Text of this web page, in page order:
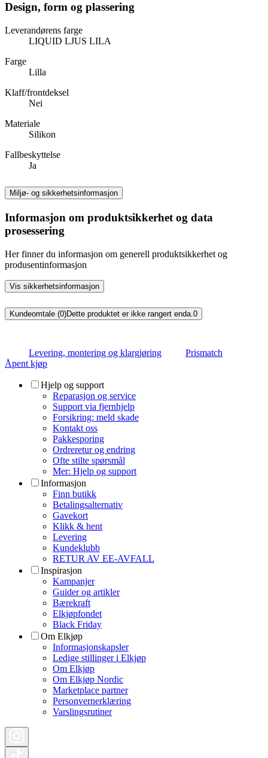
Design, form og plassering
Leverandørens farge
LIQUID LJUS LILA
Farge
Lilla
Klaff/frontdeksel
Nei
Materiale
Silikon
Fallbeskyttelse
Ja
Miljø- og sikkerhetsinformasjon
Informasjon om produktsikkerhet og data
prosessering
Her finner du informasjon om generell produktsikkerhet og
produsentinformasjon
Vis sikkerhetsinformasjon
Kundeomtale (0)Dette produktet er ikke rangert enda.0
Levering, montering og klargjøring
Prismatch
Åpent kjøp
Hjelp og support
Reparasjon og service
Support via fjernhjelp
Forsikring: meld skade
Kontakt oss
Pakkesporing
Ordreretur og endring
Ofte stilte spørsmål
Mer: Hjelp og support
Informasjon
Finn butikk
Betalingsalternativ
Gavekort
Klikk & hent
Levering
Kundeklubb
RETUR AV EE-AVFALL
Inspirasjon
Kampanjer
Guider og artikler
Bærekraft
Elkjøpfondet
Black Friday
Om Elkjøp
Informasjonskapsler
Ledige stillinger i Elkjøp
Om Elkjøp
Om Elkjøp Nordic
Marketplace partner
Personvernerklæring
Varslingsrutiner